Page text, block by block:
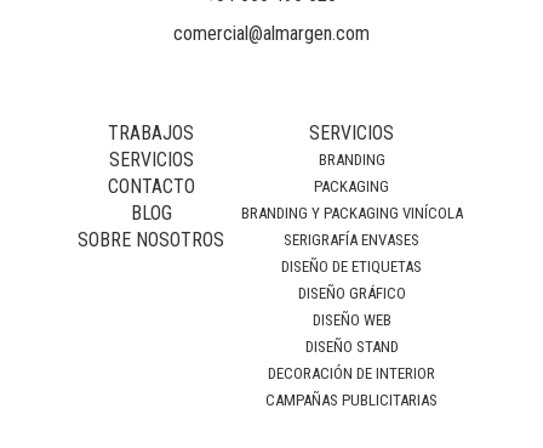
comercial@almargen.com
TRABAJOS
SERVICIOS
CONTACTO
BLOG
SOBRE NOSOTROS
SERVICIOS
BRANDING
PACKAGING
BRANDING Y PACKAGING VINÍCOLA
SERIGRAFÍA ENVASES
DISEÑO DE ETIQUETAS
DISEÑO GRÁFICO
DISEÑO WEB
DISEÑO STAND
DECORACIÓN DE INTERIOR
CAMPAÑAS PUBLICITARIAS